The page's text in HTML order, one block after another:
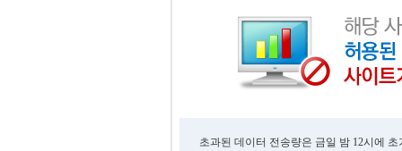
초과된 데이터 전송량은 금일 밤 12시에